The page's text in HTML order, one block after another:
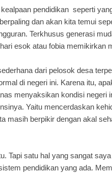
pendidikan seperti
dan akan kita temui
Terkhusus generasi
esok atau fobia memikirkan
dari pelosok desa
di negeri ini. Karena itu,
menyaksikan kondisi negeri
Yaitu mencerdaskan
masih berpikir dengan akal
Tapi satu hal yang sangat
pendidikan yang ada.